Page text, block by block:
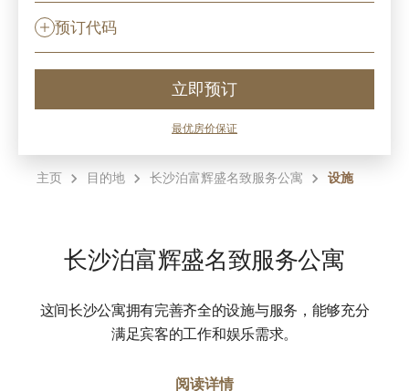
预订代码
立即预订
最优房价保证
主页 目的地 长沙泊富辉盛名致服务公寓 设施
长沙泊富辉盛名致服务公寓
这间长沙公寓拥有完善齐全的设施与服务，能够充分
满足宾客的工作和娱乐需求。
阅读详情